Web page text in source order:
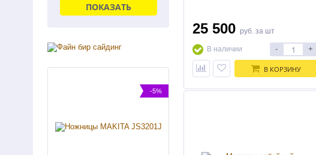
ПОКАЗАТЬ
-5%
25 500 руб. за шт
В наличии - +
В КОРЗИНУ